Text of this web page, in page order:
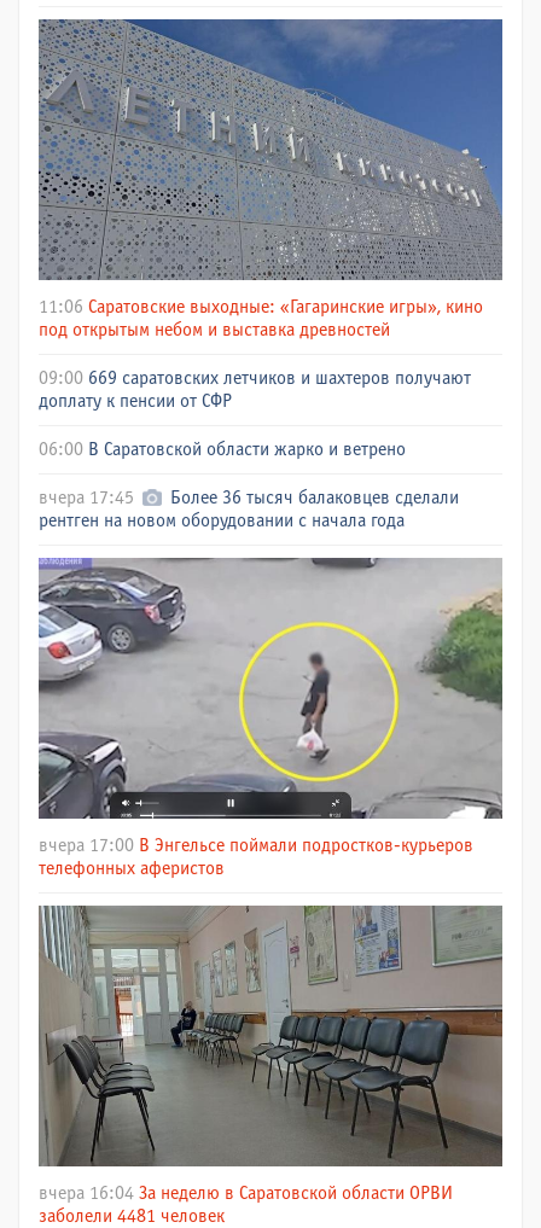
11:06 Саратовские выходные: «Гагаринские игры», кино
под открытым небом и выставка древностей
09:00 669 саратовских летчиков и шахтеров получают
доплату к пенсии от СФР
06:00 В Саратовской области жарко и ветрено
вчера 17:45
Более 36 тысяч балаковцев сделали
рентген на новом оборудовании с начала года
вчера 17:00 В Энгельсе поймали подростков-курьеров
телефонных аферистов
вчера 16:04 За неделю в Саратовской области ОРВИ
заболели 4481 человек